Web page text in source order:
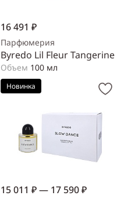
16 491 ₽
Парфюмерия
Byredo Lil Fleur Tangerine
Объем 100 мл
Новинка
15 011 ₽ — 17 590 ₽